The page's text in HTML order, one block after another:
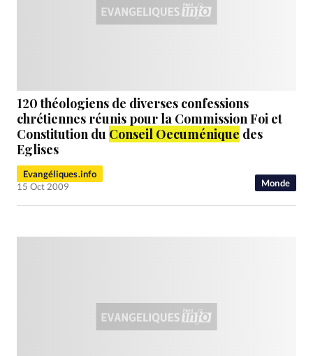
Monde
120 théologiens de diverses confessions
chrétiennes réunis pour la Commission Foi et
Constitution du Conseil Oecuménique des
Eglises
Evangéliques.info
15 Oct 2009